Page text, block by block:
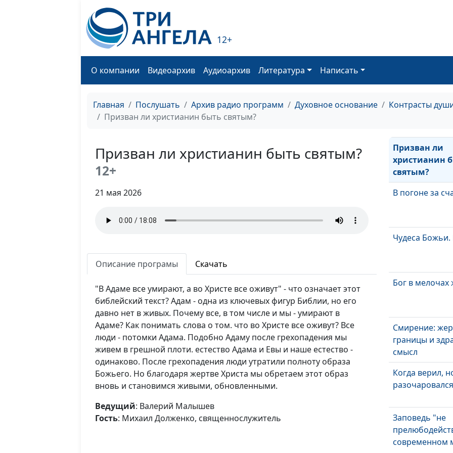
12+
О компании Видеоархив Аудиоархив Литература Написать
Главная Послушать Архив радио программ Духовное основание
Контрасты
Призван ли христианин быть святым?
Призван ли христианин быть святым?
12+
21 мая 2026
Описание програмы Скачать
"В Адаме все умирают, а во Христе все оживут" - что означает этот
библейский текст? Адам - одна из ключевых фигур Библии, но его
давно нет в живых. Почему все, в том числе и мы - умирают в
Адаме? Как понимать слова о том. что во Христе все оживут? Все
люди - потомки Адама. Подобно Адаму после грехопадения мы
живем в грешной плоти. естество Адама и Евы и наше естество -
одинаково. После грехопадения люди утратили полноту образа
Божьего. Но благодаря жертве Христа мы обретаем этот образ
вновь и становимся живыми, обновленными.
Ведущий: Валерий Малышев
Гость: Михаил Долженко, священнослужитель
Не играй с
Может ли
Призван ли
христианин
святым?
В погоне за
Чудеса Божьи.
Бог в мелочах
Смирение:
границы и
смысл
Когда верил,
разочаровался
Заповедь "не
современном